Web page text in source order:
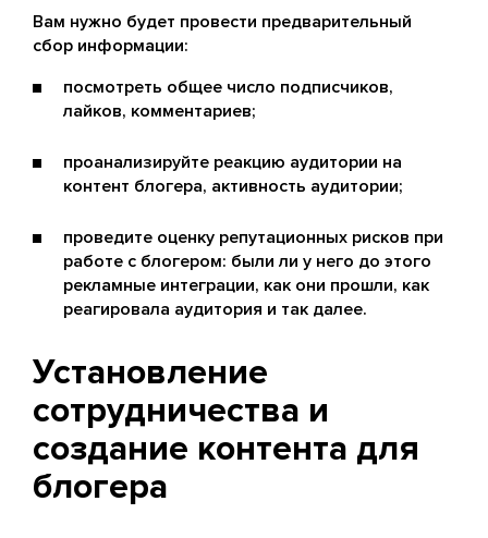
Вам нужно будет провести предварительный
сбор информации:
посмотреть общее число подписчиков,
лайков, комментариев;
проанализируйте реакцию аудитории на
контент блогера, активность аудитории;
проведите оценку репутационных рисков при
работе с блогером: были ли у него до этого
рекламные интеграции, как они прошли, как
реагировала аудитория и так далее.
Установление
сотрудничества и
создание контента для
блогера